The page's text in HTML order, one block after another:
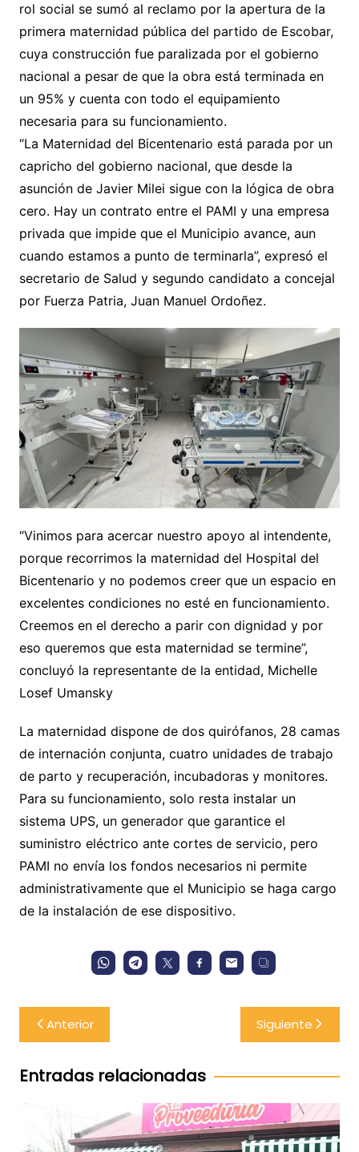
rol social se sumó al reclamo por la apertura de la
primera maternidad pública del partido de Escobar,
cuya construcción fue paralizada por el gobierno
nacional a pesar de que la obra está terminada en
un 95% y cuenta con todo el equipamiento
necesaria para su funcionamiento.
“La Maternidad del Bicentenario está parada por un
capricho del gobierno nacional, que desde la
asunción de Javier Milei sigue con la lógica de obra
cero. Hay un contrato entre el PAMI y una empresa
privada que impide que el Municipio avance, aun
cuando estamos a punto de terminarla”, expresó el
secretario de Salud y segundo candidato a concejal
por Fuerza Patria, Juan Manuel Ordoñez.
“Vinimos para acercar nuestro apoyo al intendente,
porque recorrimos la maternidad del Hospital del
Bicentenario y no podemos creer que un espacio en
excelentes condiciones no esté en funcionamiento.
Creemos en el derecho a parir con dignidad y por
eso queremos que esta maternidad se termine”,
concluyó la representante de la entidad, Michelle
Losef Umansky
La maternidad dispone de dos quirófanos, 28 camas
de internación conjunta, cuatro unidades de trabajo
de parto y recuperación, incubadoras y monitores.
Para su funcionamiento, solo resta instalar un
sistema UPS, un generador que garantice el
suministro eléctrico ante cortes de servicio, pero
PAMI no envía los fondos necesarios ni permite
administrativamente que el Municipio se haga cargo
de la instalación de ese dispositivo.
Navegación
de
entradas
Anterior Siguiente
Entradas relacionadas